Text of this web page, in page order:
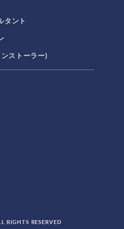
タント
ストーラー)
RIGHTS RESERVED